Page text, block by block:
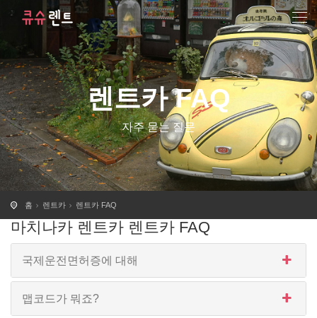
렌트카 FAQ
자주 묻는 질문
홈 렌트카 렌트카 FAQ
마치나카 렌트카 렌트카 FAQ
국제운전면허증에 대해
맵코드가 뭐죠?